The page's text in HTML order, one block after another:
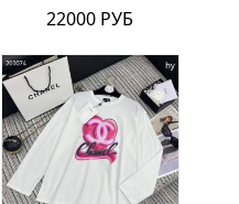
22000 РУБ